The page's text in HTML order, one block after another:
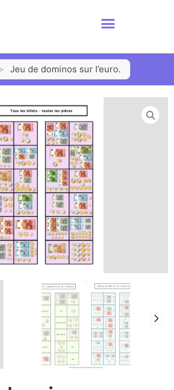
Jeu de dominos sur l’euro.